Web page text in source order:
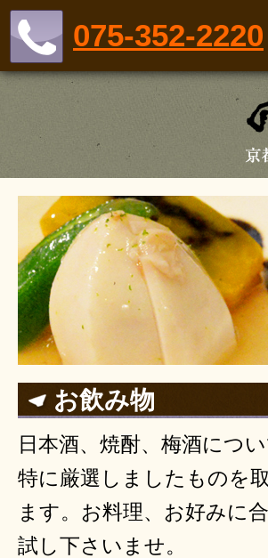
075-352-2220
お飲み物
日本酒、焼酎、梅酒につ
特に厳選しましたものを
ます。お料理、お好みに
試し下さいませ。